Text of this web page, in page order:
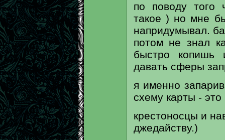
по поводу того
такое ) но мне
напридумывал.
потом не знал
быстро копишь
давать сферы
я именно
схему карты -
крестоносцы и
джедайству.)